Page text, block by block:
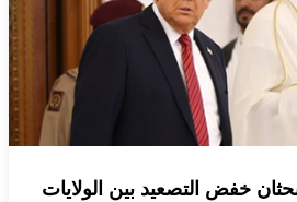
خفض التصعيد بين الولايات